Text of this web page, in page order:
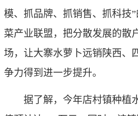
模、抓品牌、抓销售、抓科技
菜产业联盟，把分散发展的散
场，让大寨水萝卜远销陕西、
争力得到进一步提升。
据了解，今年店村镇种植